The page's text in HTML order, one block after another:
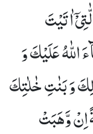
اٰتَیْتَ
اللّٰهُ عَلَیْكَ وَ
وَ بَنٰتِ خٰلٰتِكَ
اِنْ وَّهَبَتْ